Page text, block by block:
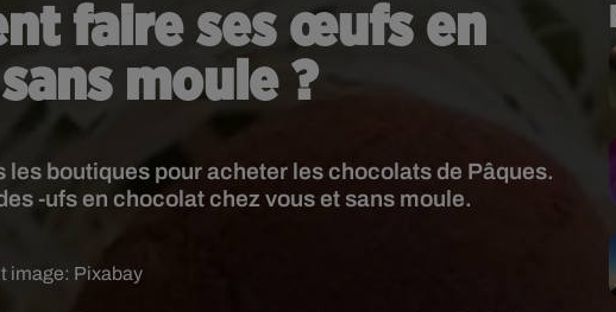
faire ses œufs en
moule ?
boutiques pour acheter les chocolats de Pâques.
-ufs en chocolat chez vous et sans moule.
image: Pixabay